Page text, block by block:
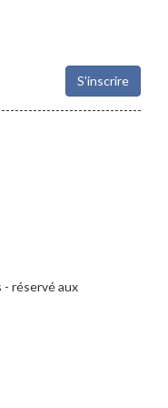
S'inscrire
- réservé aux